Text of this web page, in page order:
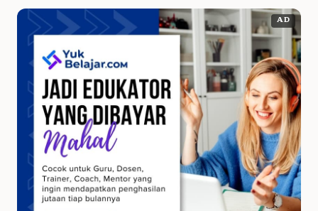
AD